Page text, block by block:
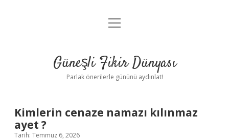
Anasayfa
Yasal Uyarı
menüyü
Güneşli Fikir Dünyası
Parlak önerilerle gününü aydınlat!
Kimlerin cenaze namazı kılınmaz
ayet ?
Tarih: Temmuz 6, 2026